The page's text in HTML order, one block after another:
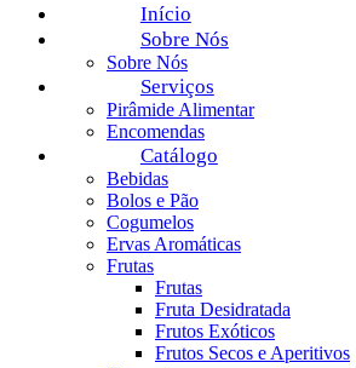
Início
Sobre Nós
Sobre Nós
Serviços
Pirâmide Alimentar
Encomendas
Catálogo
Bebidas
Bolos e Pão
Cogumelos
Ervas Aromáticas
Frutas
Frutas
Fruta Desidratada
Frutos Exóticos
Frutos Secos e Aperitivos